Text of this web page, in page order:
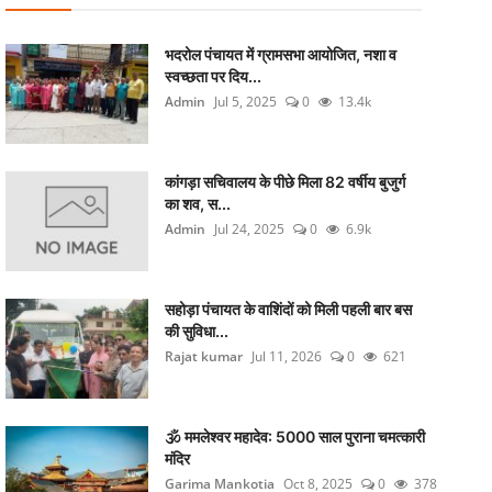
भदरोल पंचायत में ग्रामसभा आयोजित, नशा व
स्वच्छता पर दिय...
Admin Jul 5, 2025 0 13.4k
कांगड़ा सचिवालय के पीछे मिला 82 वर्षीय बुजुर्ग
का शव, स...
Admin Jul 24, 2025 0 6.9k
सहोड़ा पंचायत के वाशिंदों को मिली पहली बार बस
की सुविधा...
Rajat kumar Jul 11, 2026 0 621
🕉️ ममलेश्वर महादेव: 5000 साल पुराना चमत्कारी
मंदिर
Garima Mankotia Oct 8, 2025 0 378